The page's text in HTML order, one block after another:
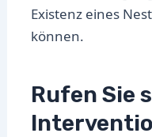
Existenz eines
können.
Rufen Sie